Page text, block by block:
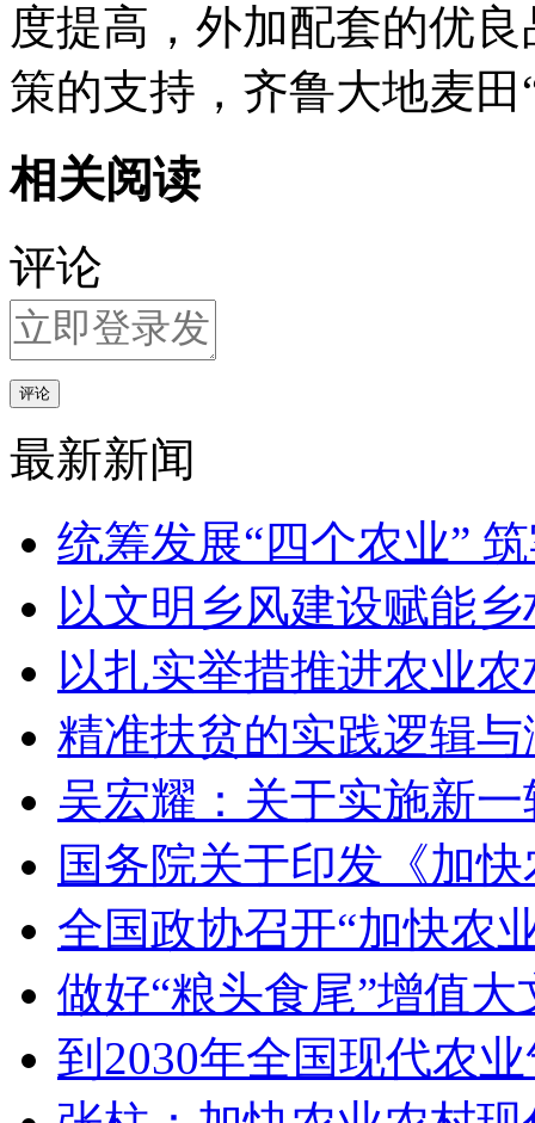
度提高，外加配套的优
策的支持，齐鲁大地麦
相关阅读
评论
评论
最新新闻
统筹发展“四个农业”
以文明乡风建设赋能
以扎实举措推进农业
精准扶贫的实践逻辑
吴宏耀：关于实施新
国务院关于印发《加
全国政协召开“加快农
做好“粮头食尾”增值大
到2030年全国现代农